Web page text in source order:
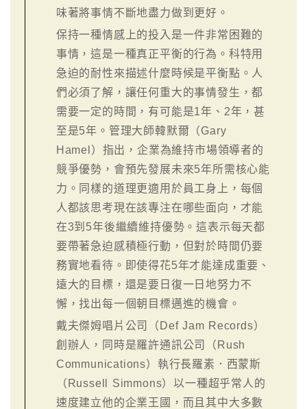
味著將事情不斷地盡力做到更好。
保持一種情感上的投入是一件非常困難的
事情，這是一種真正平衡的行為。科特用
急迫的耐性來描述什麼時候是平衡點。人
們必須了解，讓任何重大的事情發生，都
需要一定的時間，有可能是1年、2年，甚
至是5年。管理大師韓默爾（Gary
Hamel）指出，企業為維持市場領導者的
競爭優勢，會預先發展未來5年所需核心能
力。同樣的道理更適用於員工身上，每個
人都該思考現在該專注在哪些面向，才能
在3到5年後繼續維持優勢。這表示每天都
要帶著急迫感積極行動，但對於時間仍要
務實地看待。即使得花5年才能達成重要、
遠大的目標，還是要日復一日地努力不
懈，找出每一個朝目標邁進的機會。
戴夫傑姆唱片公司（Def Jam Records）
創辦人，同時是羅許通訊公司（Rush
Communications）執行長羅素．西蒙斯
（Russell Simmons）以一種超乎常人的
速度建立他的企業王國，而且其中大多數